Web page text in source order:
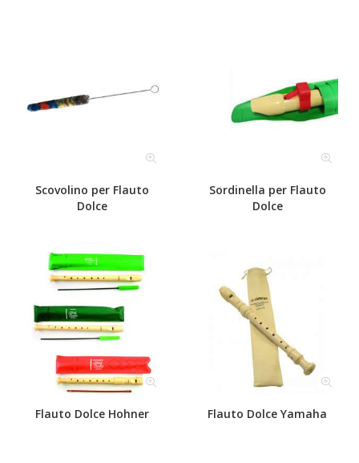
Scovolino per Flauto
Dolce
Sordinella per Flauto
Dolce
Flauto Dolce Hohner Flauto Dolce Yamaha